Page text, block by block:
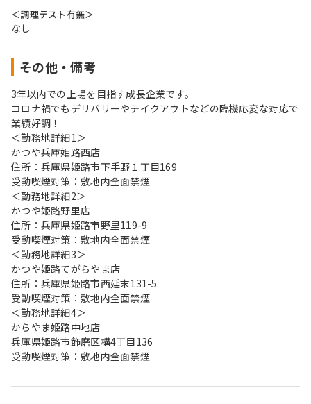
＜調理テスト有無＞
なし
その他・備考
3年以内での上場を目指す成長企業です。
コロナ禍でもデリバリーやテイクアウトなどの臨機応変な対応で
業績好調！
＜勤務地詳細1＞
かつや兵庫姫路西店
住所：兵庫県姫路市下手野１丁目169
受動喫煙対策：敷地内全面禁煙
＜勤務地詳細2＞
かつや姫路野里店
住所：兵庫県姫路市野里119-9
受動喫煙対策：敷地内全面禁煙
＜勤務地詳細3＞
かつや姫路てがらやま店
住所：兵庫県姫路市西延末131-5
受動喫煙対策：敷地内全面禁煙
＜勤務地詳細4＞
からやま姫路中地店
兵庫県姫路市飾磨区構4丁目136
受動喫煙対策：敷地内全面禁煙